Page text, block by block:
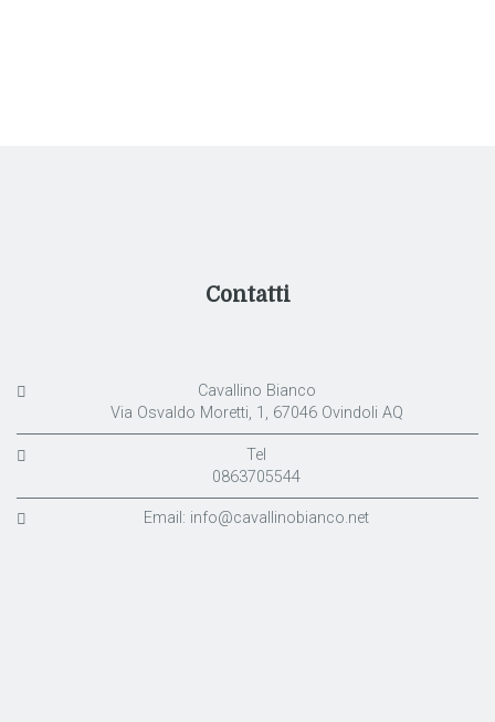
Contatti
Cavallino Bianco
Via Osvaldo Moretti, 1, 67046 Ovindoli AQ
Tel
0863705544
Email: info@cavallinobianco.net